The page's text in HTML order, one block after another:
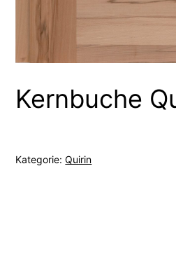
Kernbuche
Kategorie:Quirin